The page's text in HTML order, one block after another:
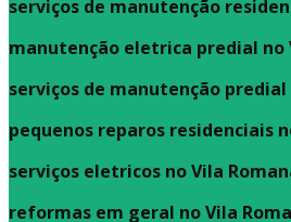
serviços de manutenção
manutenção eletrica predial no
serviços de manutenção predial
pequenos reparos residenciais
serviços eletricos no Vila
reformas em geral no Vila